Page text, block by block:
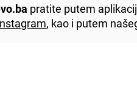
pratite putem
, kao i putem